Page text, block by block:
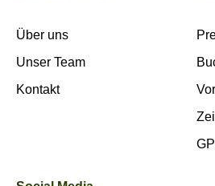
Über uns
Unser Team
Kontakt